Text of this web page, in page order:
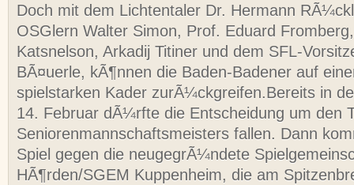
Doch mit dem Lichtentaler Dr. Hermann
OSGlern Walter Simon, Prof. Eduard
Katsnelson, Arkadij Titiner und dem SFL-
BÃ¤uerle, kÃ¶nnen die Baden-Badener auf
spielstarken Kader zurÃ¼ckgreifen.Bereits in
14. Februar dÃ¼rfte die Entscheidung um den
Seniorenmannschaftsmeisters fallen. Dann
Spiel gegen die neugegrÃ¼ndete
HÃ¶rden/SGEM Kuppenheim, die am